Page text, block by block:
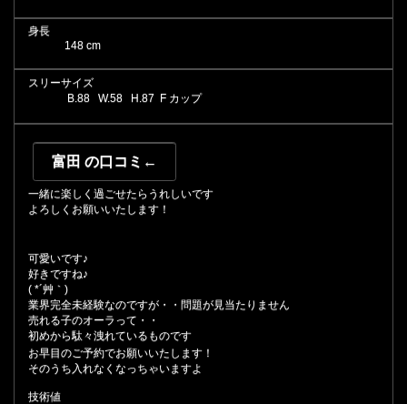
身長
148 cm
スリーサイズ
B. 88 W.58 H. 87 F カップ
富田 の口コミ←
一緒に楽しく過ごせたらうれしいです
よろしくお願いいたします！
可愛いです♪
好きですね♪
( *´艸｀)
業界完全未経験なのですが・・問題が見当たりません
売れる子のオーラって・・
初めから駄々洩れているものです
お早目のご予約でお願いいたします！
そのうち入れなくなっちゃいますよ
技術値